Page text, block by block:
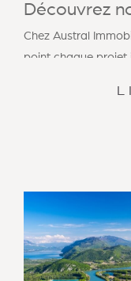
Découvrez
Chez Austral
point chaque projet
agence se
Nos services en
Notre agence
services
mieux. Nous nous